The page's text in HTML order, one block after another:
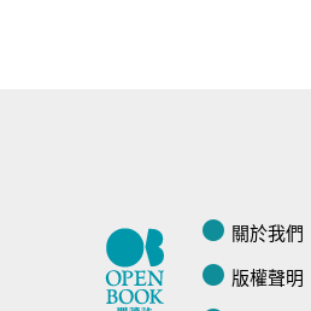
關於我們
版權聲明